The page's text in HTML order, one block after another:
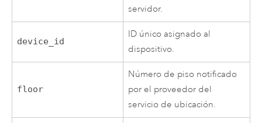
servidor.
device_id
ID único asignado al
dispositivo.
floor
Número de piso notificado
por el proveedor del
servicio de ubicación.